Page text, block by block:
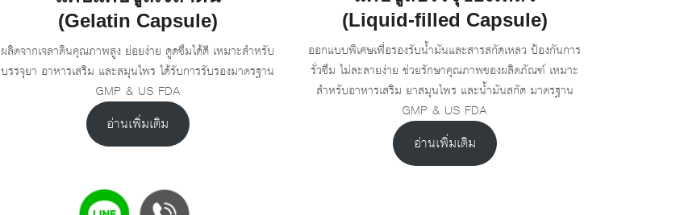
(Gelatin Capsule)
ผลิตจากเจลาตินคุณภาพสูง ย่อยง่าย ดูดซึมได้ดี เหมาะสำหรับ
บรรจุยา อาหารเสริม และสมุนไพร ได้รับการรับรองมาตรฐาน
GMP & US FDA
อ่านเพิ่มเติม
(Liquid-filled Capsule)
ออกแบบพิเศษเพื่อรองรับน้ำมันและสารสกัดเหลว ป้องกันการ
รั่วซึม ไม่ละลายง่าย ช่วยรักษาคุณภาพของผลิตภัณฑ์ เหมาะ
สำหรับอาหารเสริม ยาสมุนไพร และน้ำมันสกัด มาตรฐาน
GMP & US FDA
อ่านเพิ่มเติม